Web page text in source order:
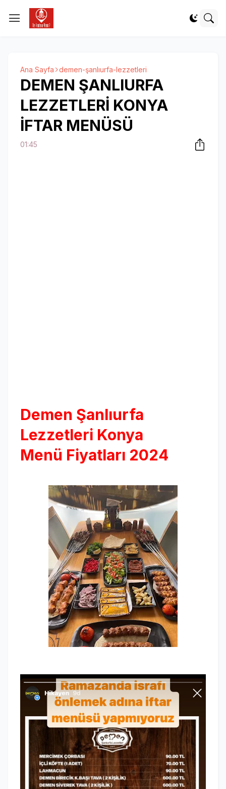
Ana Sayfa demen-şanlıurfa-lezzetleri
DEMEN ŞANLIURFA
LEZZETLERİ KONYA
İFTAR MENÜSÜ
01:45
Demen Şanlıurfa
Lezzetleri Konya
Menü Fiyatları 2024